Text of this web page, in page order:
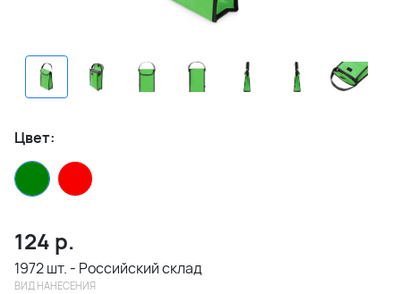
Цвет:
124 р.
1972 шт. - Российский склад
ВИД НАНЕСЕНИЯ